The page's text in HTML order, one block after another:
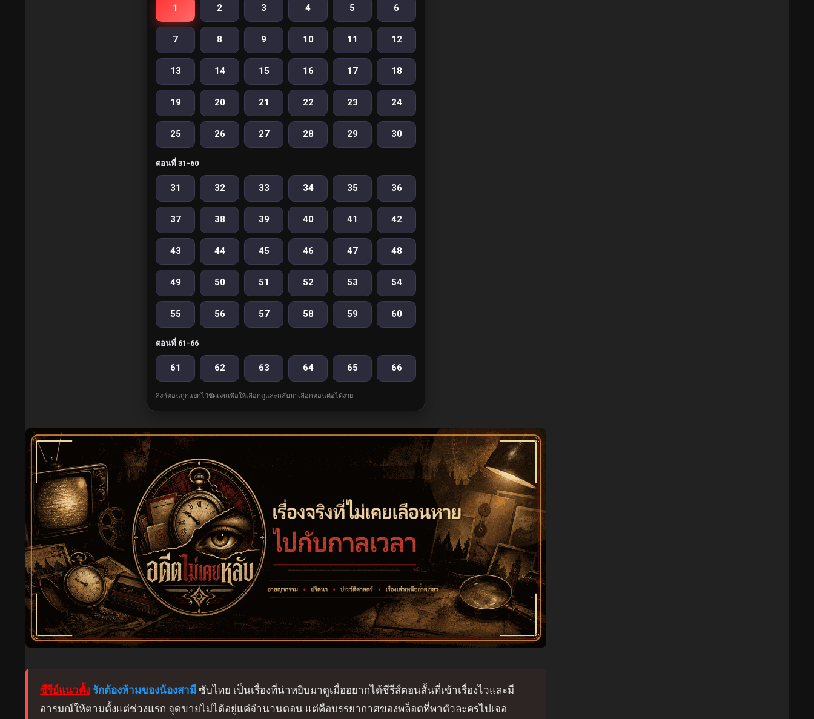
1 2 3 4 5 6
7 8 9 10 11 12
13 14 15 16 17 18
19 20 21 22 23 24
25 26 27 28 29 30
ตอนที่ 31-60
31 32 33 34 35 36
37 38 39 40 41 42
43 44 45 46 47 48
49 50 51 52 53 54
55 56 57 58 59 60
ตอนที่ 61-66
61 62 63 64 65 66
ลิงก์ตอนถูกแยกไว้ชัดเจนเพื่อให้เลือกดูและกลับมาเลือกตอนต่อได้ง่าย
ซีรีย์แนวตั้ง รักต้องห้ามของน้องสามี ซับไทย เป็นเรื่องที่น่าหยิบมาดูเมื่ออยากได้ซีรีส์ตอนสั้นที่เข้าเรื่องไวและมี
อารมณ์ให้ตามตั้งแต่ช่วงแรก จุดขายไม่ได้อยู่แค่จำนวนตอน แต่คือบรรยากาศของพล็อตที่พาตัวละครไปเจอ